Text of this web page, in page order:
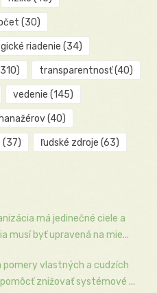
(30)
riadenie (34)
transparentnosť(40)
vedenie (145)
(40)
(37) ľudské zdroje (63)
má jedinečné ciele a
musí byť upravená na mie...
vlastných a cudzích
znižovať systémové ...